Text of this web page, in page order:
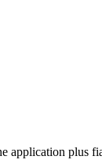
application plus